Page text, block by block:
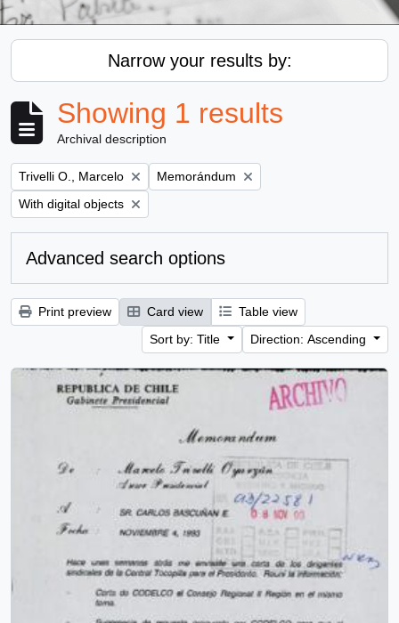
Narrow your results by:
Showing 1 results
Archival description
Remove filter:
Trivelli O., Marcelo Remove filter:
Memorándum
Remove filter:
With digital objects
Advanced search options
Print preview Card view
Table view
Sort by: Title
Direction: Ascending